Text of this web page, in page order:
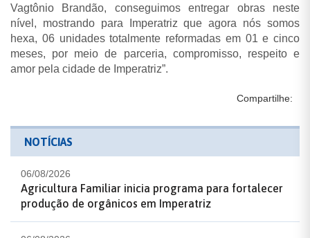
Vagtônio Brandão, conseguimos entregar obras neste
nível, mostrando para Imperatriz que agora nós somos
hexa, 06 unidades totalmente reformadas em 01 e cinco
meses, por meio de parceria, compromisso, respeito e
amor pela cidade de Imperatriz”.
Compartilhe:
NOTÍCIAS
06/08/2026
Agricultura Familiar inicia programa para fortalecer
produção de orgânicos em Imperatriz